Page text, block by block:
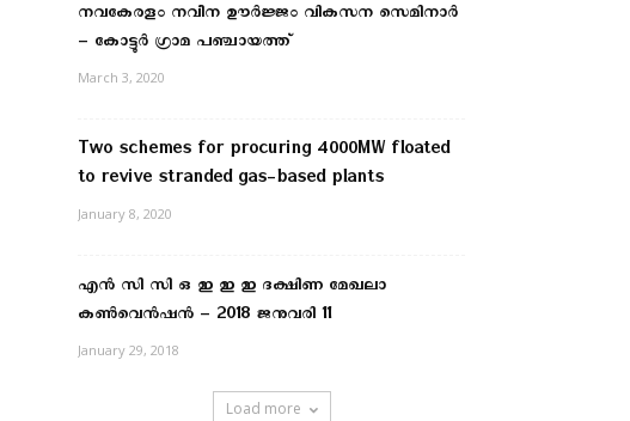
നവകേരളം നവീന ഊർജ്ജം വികസന സെമിനാർ
– കോട്ടൂർ ഗ്രാമ പഞ്ചായത്ത്
March 3, 2020
Two schemes for procuring 4000MW floated
to revive stranded gas-based plants
January 8, 2020
എന്‍ സി സി ഒ ഇ ഇ ഇ ദക്ഷിണ മേഖലാ
കണ്‍വെന്‍ഷന്‍ – 2018 ജനുവരി 11
January 29, 2018
Load more